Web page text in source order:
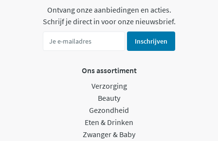
Ontvang onze aanbiedingen en acties.
Schrijf je direct in voor onze nieuwsbrief.
Inschrijven
Ons assortiment
Verzorging
Beauty
Gezondheid
Eten & Drinken
Zwanger & Baby